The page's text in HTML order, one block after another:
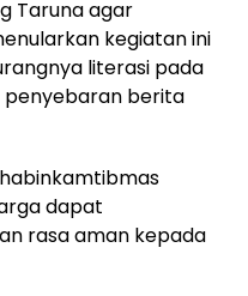
Taruna agar
kegiatan ini
literasi pada
penyebaran berita
dapat
rasa aman kepada